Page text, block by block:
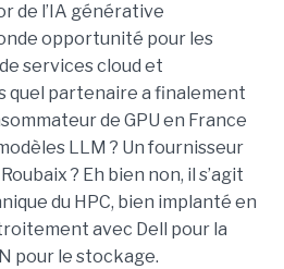
de l’IA générative
opportunité pour les
services cloud et
quel partenaire a finalement
de GPU en France
LLM ? Un fournisseur
? Eh bien non, il s’agit
du HPC, bien implanté en
avec Dell pour la
pour le stockage.